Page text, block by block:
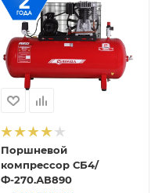
Поршневой
компрессор СБ4/
Ф-270.АВ890